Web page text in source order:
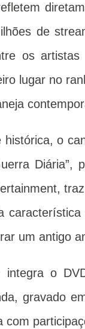
de
os
lugar no
histórica, o
um antigo
integra o
gravado
com